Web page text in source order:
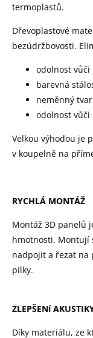
termoplastů.
Dřevoplastové
bezúdržbovosti.
odolnost
barevná
neměnný tvar
odolnost
Velkou výhodou je
v koupelně na
RYCHLÁ MONTÁŽ
Montáž 3D panelů
hmotnosti. Montují
nadpojit a řezat na
pilky.
ZLEPŠENí
Díky materiálu, ze